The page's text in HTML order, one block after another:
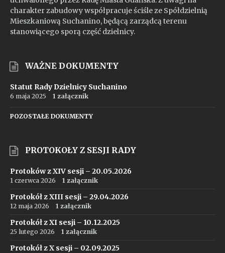
charakter zabudowy współpracuje ściśle ze Spółdzielnią
Mieszkaniową Suchanino, będącą zarządcą terenu
stanowiącego sporą część dzielnicy.
WAŻNE DOKUMENTY
Statut Rady Dzielnicy Suchanino
6 maja 2025 1 załącznik
POZOSTAŁE DOKUMENTY
PROTOKOŁY Z SESJI RADY
Protoków z XIV sesji – 20.05.2026
1 czerwca 2026 1 załącznik
Protokół z XIII sesji – 29.04.2026
12 maja 2026 1 załącznik
Protokół z XI sesji – 10.12.2025
25 lutego 2026 1 załącznik
Protokół z X sesji – 02.09.2025